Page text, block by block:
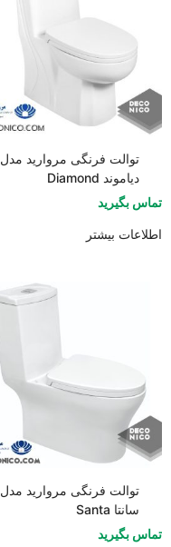
توالت فرنگی مروارید مدل
دیاموند Diamond
تماس بگیرید
اطلاعات بیشتر
توالت فرنگی مروارید مدل
سانتا Santa
تماس بگیرید